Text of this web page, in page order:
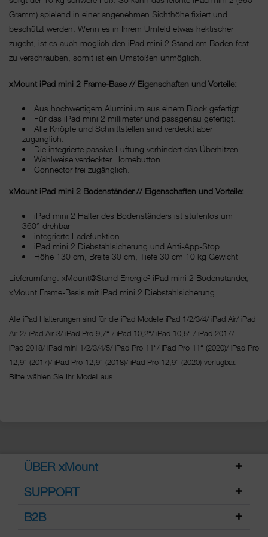
Gramm) spielend in einer angenehmen Sichthöhe fixiert und
beschützt werden. Wenn es in Ihrem Umfeld etwas hektischer
zugeht, ist es auch möglich den iPad mini 2 Stand am Boden fest
zu verschrauben, somit ist ein Umstoßen unmöglich.
xMount iPad mini 2 Frame-Base // Eigenschaften und Vorteile:
Aus hochwertigem Aluminium aus einem Block gefertigt
Für das iPad mini 2 millimeter und passgenau gefertigt.
Alle Knöpfe und Schnittstellen sind verdeckt aber
zugänglich.
Die integrierte passive Lüftung verhindert das Überhitzen.
Wahlweise verdeckter Homebutton
Connector frei zugänglich.
xMount iPad mini 2 Bodenständer // Eigenschaften und Vorteile:
iPad mini 2 Halter des Bodenständers ist stufenlos um
360° drehbar
integrierte Ladefunktion
iPad mini 2 Diebstahlsicherung und Anti-App-Stop
Höhe 130 cm, Breite 30 cm, Tiefe 30 cm 10 kg Gewicht
Lieferumfang: xMount@Stand Energie² iPad mini 2 Bodenständer,
xMount Frame-Basis mit iPad mini 2 Diebstahlsicherung
Alle iPad Halterungen sind für die iPad Modelle iPad 1/2/3/4/ iPad Air/ iPad
Air 2/ iPad Air 3/ iPad Pro 9,7“ / iPad 10,2“/ iPad 10,5“ / iPad 2017/
iPad 2018/ iPad mini 1/2/3/4/5/ iPad Pro 11“/ iPad Pro 11“ (2020)/ iPad Pro
12,9“ (2017)/ iPad Pro 12,9“ (2018)/ iPad Pro 12,9“ (2020) verfügbar.
Bitte wählen Sie Ihr Modell aus.
ÜBER xMount
SUPPORT
B2B